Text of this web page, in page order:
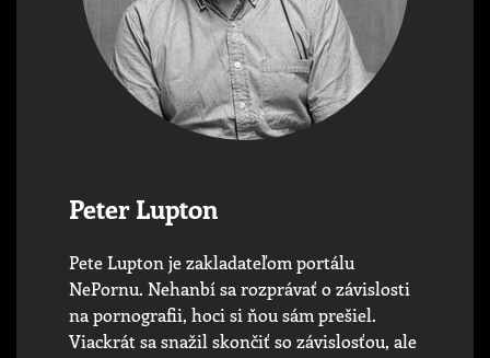
Peter Lupton
Pete Lupton je zakladateľom portálu
NePornu. Nehanbí sa rozprávať o závislosti
na pornografii, hoci si ňou sám prešiel.
Viackrát sa snažil skončiť so závislosťou, ale